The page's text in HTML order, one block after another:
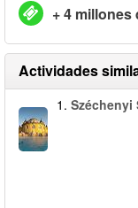
+ 4
Actividades
1. Széchenyi